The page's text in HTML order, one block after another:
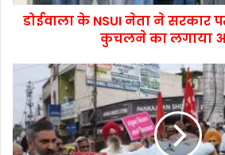
डोईवाला के NSUI नेता ने सरकार
कुचलने का लगाया